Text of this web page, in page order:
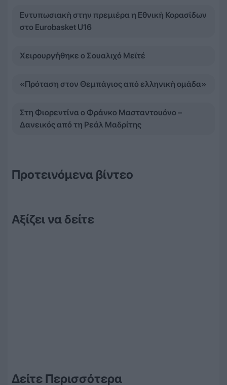
Εντυπωσιακή στην πρεμιέρα η Εθνική Κορασίδων
στο Eurobasket U16
Χειρουργήθηκε ο Σουαλιχό Μεϊτέ
«Πρόταση στον Θεμπάγιος από ελληνική ομάδα»
Στη Φιορεντίνα ο Φράνκο Μασταντουόνο –
Δανεικός από τη Ρεάλ Μαδρίτης
Προτεινόμενα βίντεο
Αξίζει να δείτε
Δείτε Περισσότερα